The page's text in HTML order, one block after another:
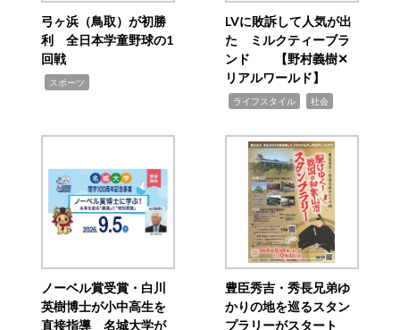
弓ヶ浜（鳥取）が初勝
利 全日本学童野球の1
回戦
スポーツ
LVに敗訴して人気が出
た ミルクティーブラ
ンド 【野村義樹✕
リアルワールド】
ライフスタイル 社会
ノーベル賞受賞・白川
英樹博士が小中高生を
直接指導 名城大学が
豊臣秀吉・秀長兄弟ゆ
かりの地を巡るスタン
プラリーがスタート